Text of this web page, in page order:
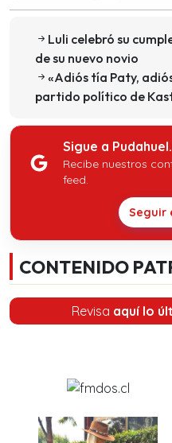
Luli celebró su
de su nuevo novio
«Adiós tía Paty,
partido político de
Sigue a
Recibe nuestros
feed.
Seguir
CONTENIDO
Revisa aquí lo